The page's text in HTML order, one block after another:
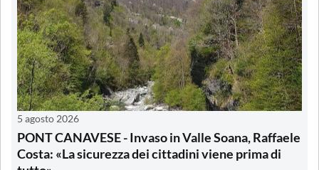
5 agosto 2026
PONT CANAVESE - Invaso in Valle Soana, Raffaele
Costa: «La sicurezza dei cittadini viene prima di